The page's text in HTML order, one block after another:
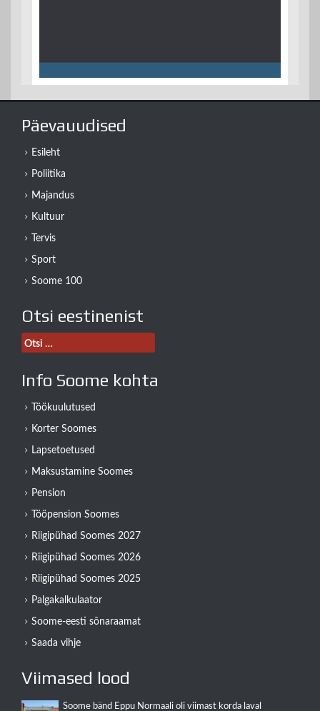
Päevauudised
Esileht
Poliitika
Majandus
Kultuur
Tervis
Sport
Soome 100
Otsi eestinenist
Otsi:
Info Soome kohta
Töökuulutused
Korter Soomes
Lapsetoetused
Maksustamine Soomes
Pension
Tööpension Soomes
Riigipühad Soomes 2027
Riigipühad Soomes 2026
Riigipühad Soomes 2025
Palgakalkulaator
Soome-eesti sõnaraamat
Saada vihje
Viimased lood
Soome bänd Eppu Normaali oli viimast korda laval